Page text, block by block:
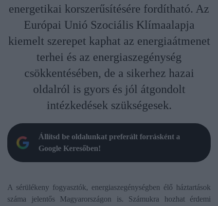
energetikai korszerűsítésére fordítható. Az
Európai Unió Szociális Klímaalapja
kiemelt szerepet kaphat az energiaátmenet
terhei és az energiaszegénység
csökkentésében, de a sikerhez hazai
oldalról is gyors és jól átgondolt
intézkedések szükségesek.
Állítsd be oldalunkat preferált forrásként a
Google Keresőben!
A sérülékeny fogyasztók, energiaszegénységben élő háztartások
száma jelentős Magyarországon is. Számukra hozhat érdemi